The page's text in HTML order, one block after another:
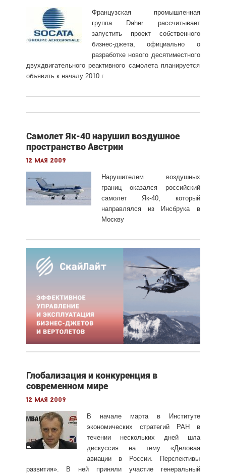
Французская промышленная
группа Daher рассчитывает
запустить проект собственного
бизнес-джета, официально о
разработке нового десятиместного
двухдвигательного реактивного самолета планируется
объявить к началу 2010 г
Самолет Як-40 нарушил воздушное
пространство Австрии
12 мая 2009
Нарушителем воздушных
границ оказался российский
самолет Як-40, который
направлялся из Инсбрука в
Москву
Глобализация и конкуренция в
современном мире
12 мая 2009
В начале марта в Институте
экономических стратегий РАН в
течении нескольких дней шла
дискуссия на тему «Деловая
авиации в России. Перспективы
развития». В ней приняли участие генеральный